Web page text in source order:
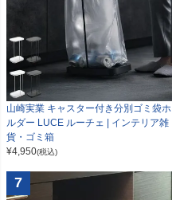
山崎実業 キャスター付き分別ゴミ袋ホ
ルダー LUCE ルーチェ | インテリア雑
貨・ゴミ箱
¥4,950(税込)
7